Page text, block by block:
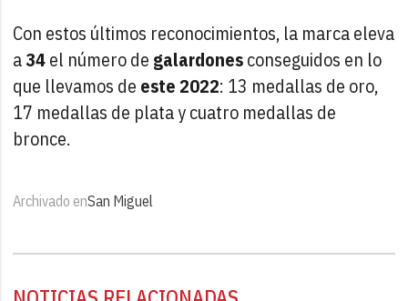
Con estos últimos reconocimientos, la marca eleva
a34el número de galardonesconseguidos en lo
que llevamos de este 2022: 13 medallas de oro,
17 medallas de plata y cuatro medallas de
bronce.
Archivado enSan Miguel